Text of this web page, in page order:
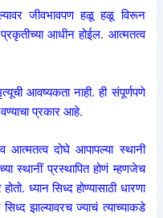
जीवभावपण हळू हळू विरून
आधीन होईल. आत्मतत्व
आवष्यकता नाही. ही संपूर्णपणे
प्रकार आहे.
आत्मतत्व दोघे आपापल्या स्थानी
स्थानीं प्रस्थापित होणं म्हणजेच
ध्यान सिध्द होण्यासाठी धारणा
झाल्यावरच ज्याचं त्याच्याकडे